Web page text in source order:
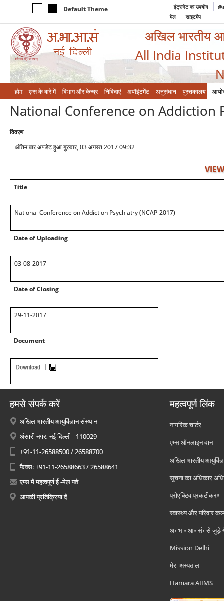
Default Theme इंट्रानेट का उपयोग
मेल
साइटमैप
अखिल भारतीय
All India
होम एम्‍स के बारे में विभाग और केन्‍द्र निविदाएं अपॉइंटमेंट अनुसंधान पुस्तकालय
National Conference on Addiction
विवरण
अंतिम बार अपडेट हुआ गुरुवार, 03 अगस्त 2017 09:32
Title
National Conference on Addiction Psychiatry (NCAP-2017)
Date of Uploading
03-08-2017
Date of Closing
29-11-2017
Document
हमसे संपर्क करें
अखिल भारतीय आयुर्विज्ञान संस्थान
अंसारी नगर, नई दिल्ली - 110029
+91-11-26588500 / 26588700
फैक्स: +91-11-26588663 / 26588641
एम्स में महत्वपूर्ण ई -मेल पते
आपकी प्रतिक्रिया दें
महत्वपूर्ण लिंक
नागरिक चार्टर
एम्स ऑनलाइन दान
अखिल भारतीय
सूचना का अधिकार
प्रोएक्टिव प्रकटीकरण
स्वास्थ्य और परिवार
अ॰ भा॰ आ॰ सं॰ से जुड़े
Mission Delhi
मेरा अस्पताल
Hamara AIIMS